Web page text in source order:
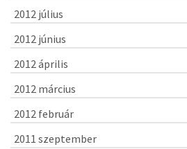
2012 július
2012 június
2012 április
2012 március
2012 február
2011 szeptember